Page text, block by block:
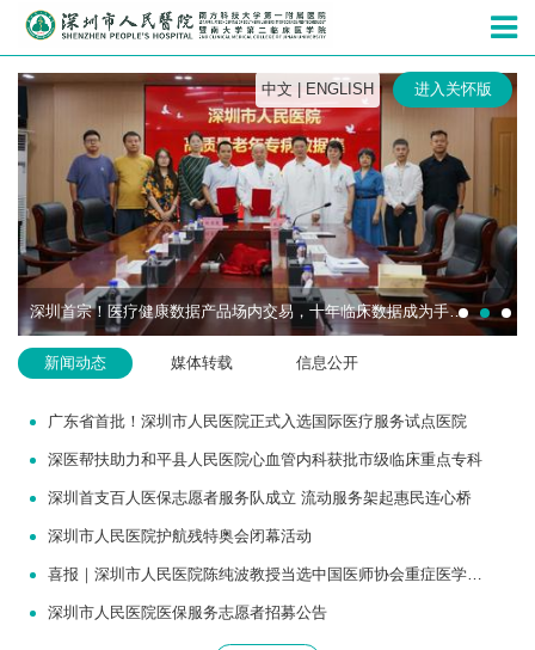
深圳市人民
中文 ENGLISH 进入关怀版
深圳首宗！医疗健康数据产品场内交易，十年临床数据成为手术机器人研发“燃料”
新闻动态 媒体转载 信息公开
广东省首批！深圳市人民医院正式入选国际医疗服务试点医院
深医帮扶助力和平县人民医院心血管内科获批市级临床重点专科
深圳首支百人医保志愿者服务队成立 流动服务架起惠民连心桥
深圳市人民医院护航残特奥会闭幕活动
喜报｜深圳市人民医院陈纯波教授当选中国医师协会重症医学医师分会常务委员
深圳市人民医院医保服务志愿者招募公告